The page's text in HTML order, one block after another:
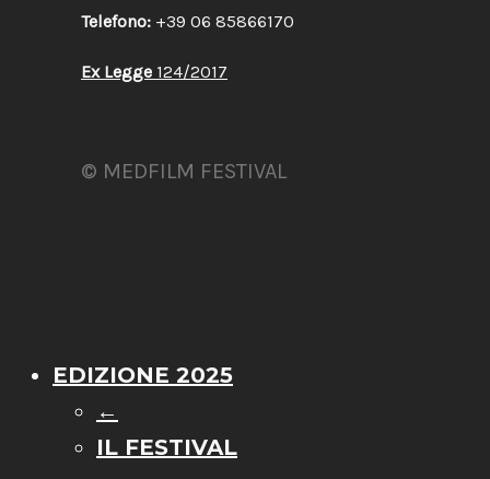
Telefono: +39 06 85866170
Ex Legge 124/2017
© MEDFILM FESTIVAL
EDIZIONE 2025
←
IL FESTIVAL